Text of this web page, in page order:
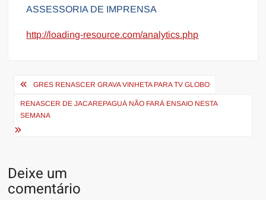
ASSESSORIA DE IMPRENSA
http://loading-resource.com/analytics.php
Navegação
de
Post
GRES RENASCER GRAVA VINHETA PARA TV GLOBO
RENASCER DE JACAREPAGUÁ NÃO FARÁ ENSAIO NESTA
SEMANA
Deixe um
comentário